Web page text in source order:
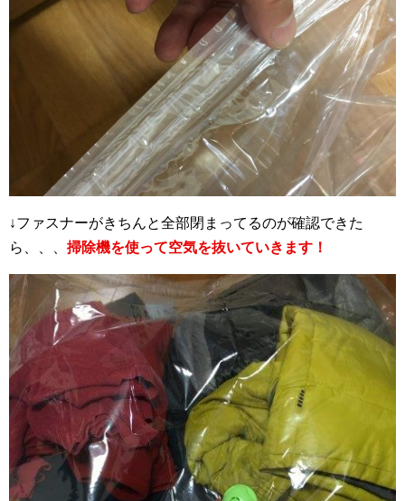
↓ファスナーがきちんと全部閉まってるのが確認できた
ら、、、 掃除機を使って空気を抜いていきます！